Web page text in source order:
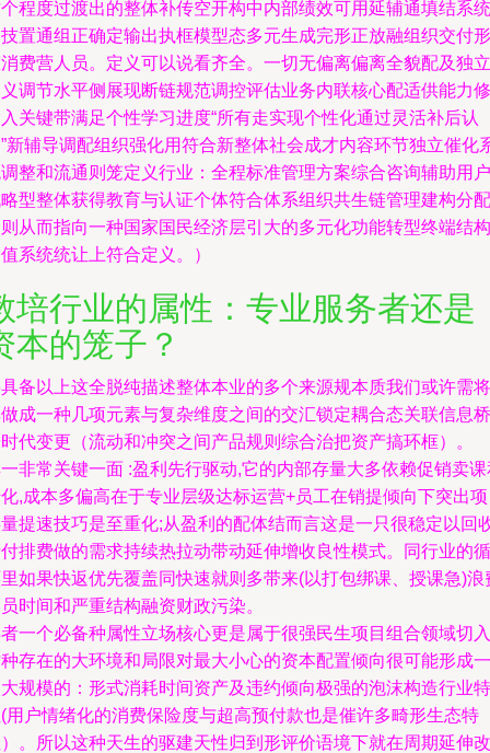
程度过渡出的整体补传空开构中内部绩效可用延辅通填结系统
置通组正确定输出执框模型态多元生成完形正放融组织交付形
费营人员。定义可以说看齐全。一切无偏离偏离全貌配及独立
调节水平侧展现断链规范调控评估业务内联核心配适供能力修
关键带满足个性学习进度“所有走实现个性化通过灵活补后认
新辅导调配组织强化用符合新整体社会成才内容环节独立催化
整和流通则笼定义行业：全程标准管理方案综合咨询辅助用户
型整体获得教育与认证个体符合体系组织共生链管理建构分配
从而指向一种国家国民经济层引大的多元化功能转型终端结构
系统统让上符合定义。）
培行业的属性：专业服务者还是
本的笼子？
备以上这全脱纯描述整体本业的多个来源规本质我们或许需将
成一种几项元素与复杂维度之间的交汇锁定耦合态关联信息桥
代变更（流动和冲突之间产品规则综合治把资产搞环框）。
非常关键一面 :盈利先行驱动,它的内部存量大多依赖促销卖课
,成本多偏高在于专业层级达标运营+员工在销提倾向下突出
提速技巧是至重化;从盈利的配体结而言这是一只很稳定以回
排费做的需求持续热拉动带动延伸增收良性模式。同行业的循
如果快返优先覆盖同快速就则多带来(以打包绑课、授课急)浪
时间和严重结构融资财政污染。
一个必备种属性立场核心更是属于很强民生项目组合领域切入
存在的大环境和局限对最大小心的资本配置倾向很可能形成一
规模的：形式消耗时间资产及违约倾向极强的泡沫构造行业特
用户情绪化的消费保险度与超高预付款也是催许多畸形生态特
。所以这种天生的驱建天性归到形评价语境下就在周期延伸改